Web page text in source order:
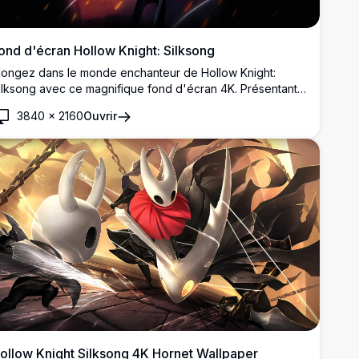
d'écran Hollow Knight: Silksong
dans le monde enchanteur de Hollow Knight:
avec ce magnifique fond d'écran 4K. Présentant
un fond vibrant et ardent, cette image haute
capture l'essence de l'aventure et du mystère
jeu.
3840 × 2160Ouvrir
Knight Silksong 4K Hornet Wallpaper